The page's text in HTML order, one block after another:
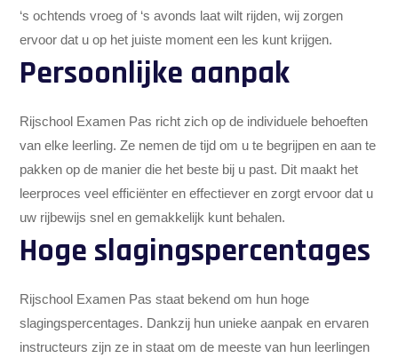
‘s ochtends vroeg of ‘s avonds laat wilt rijden, wij zorgen
ervoor dat u op het juiste moment een les kunt krijgen.
Persoonlijke aanpak
Rijschool Examen Pas richt zich op de individuele behoeften
van elke leerling. Ze nemen de tijd om u te begrijpen en aan te
pakken op de manier die het beste bij u past. Dit maakt het
leerproces veel efficiënter en effectiever en zorgt ervoor dat u
uw rijbewijs snel en gemakkelijk kunt behalen.
Hoge slagingspercentages
Rijschool Examen Pas staat bekend om hun hoge
slagingspercentages. Dankzij hun unieke aanpak en ervaren
instructeurs zijn ze in staat om de meeste van hun leerlingen